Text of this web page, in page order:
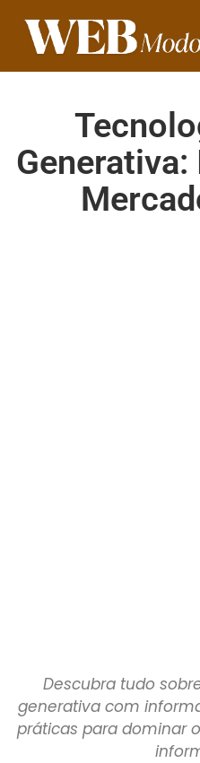
Descubra tudo
generativa com
práticas para dominar